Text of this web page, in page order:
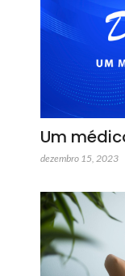
Um
dezembro 15, 2023